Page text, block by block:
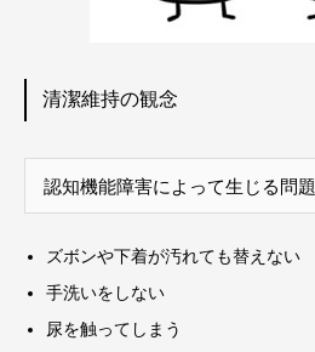
清潔維持の観念
認知機能障害によって生じる問題
ズボンや下着が汚れても替えない
手洗いをしない
尿を触ってしまう